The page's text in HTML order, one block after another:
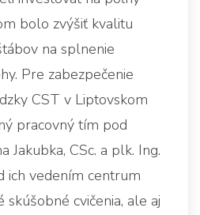
bolo zvýšiť kvalitu
na splnenie
Pre zabezpečenie
CST v Liptovskom
pracovný tím pod
Jakubka, CSc. a plk. Ing.
ich vedením centrum
cvičenia, ale aj